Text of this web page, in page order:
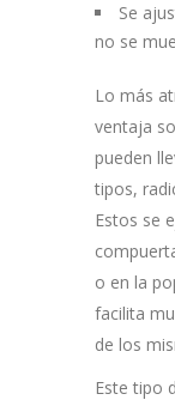
Se
no se
Lo más
ventaja
pueden
tipos,
Estos se
o en la
facilita
de los
Este tipo